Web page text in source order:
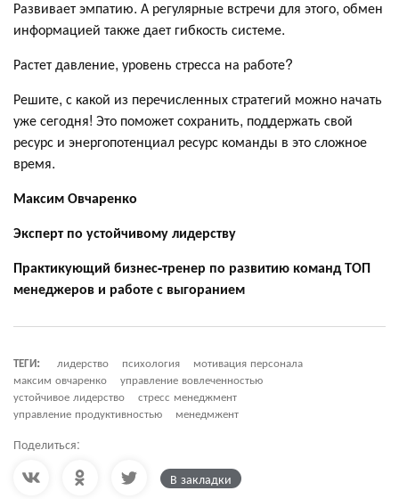
Развивает эмпатию. А регулярные встречи для этого, обмен
информацией также дает гибкость системе.
Растет давление, уровень стресса на работе?
Решите, с какой из перечисленных стратегий можно начать
уже сегодня! Это поможет сохранить, поддержать свой
ресурс и энергопотенциал ресурс команды в это сложное
время.
Максим Овчаренко
Эксперт по устойчивому лидерству
Практикующий бизнес-тренер по развитию команд ТОП
менеджеров и работе с выгоранием
ТЕГИ: лидерство психология
мотивация персонала
максим овчаренко
управление вовлеченностью
устойчивое лидерство
стресс менеджмент
управление продуктивностью
менедмжент
Поделиться:
В закладки